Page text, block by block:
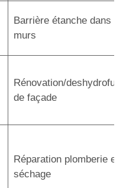
Barrière étanche dans
murs
Rénovation/
de façade
Réparation plomberie et
séchage